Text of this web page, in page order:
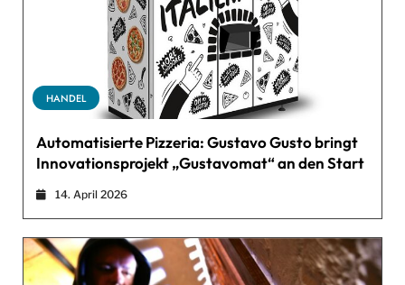
HANDEL
Automatisierte Pizzeria: Gustavo Gusto bringt
Innovationsprojekt „Gustavomat“ an den Start
14. April 2026